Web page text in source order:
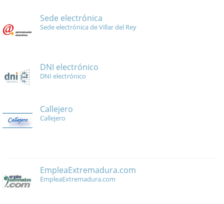
Sede electrónica
Sede electrónica de Villar del Rey
DNI electrónico
DNI electrónico
Callejero
Callejero
EmpleaExtremadura.com
EmpleaExtremadura.com